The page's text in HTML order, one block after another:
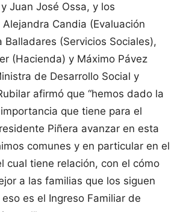
Juan José Ossa, y los
Candia (Evaluación
Balladares (Servicios Sociales),
(Hacienda) y Máximo Pávez
de Desarrollo Social y
afirmó que “hemos dado la
que tiene para el
Piñera avanzar en esta
comunes y en particular en el
cual tiene relación, con el cómo
a las familias que los siguen
es el Ingreso Familiar de